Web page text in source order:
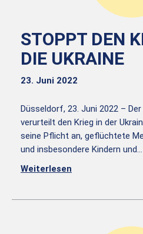
STOPPT DEN
DIE UKRAINE
23. Juni 2022
Düsseldorf, 23. Juni 2022 –
verurteilt den Krieg in der
seine Pflicht an, geflüchtete
und insbesondere Kindern und…
Weiterlesen